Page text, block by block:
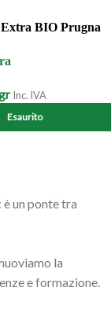
BIO Prugna
Inc. IVA
Esaurito
un ponte tra
la
e formazione.